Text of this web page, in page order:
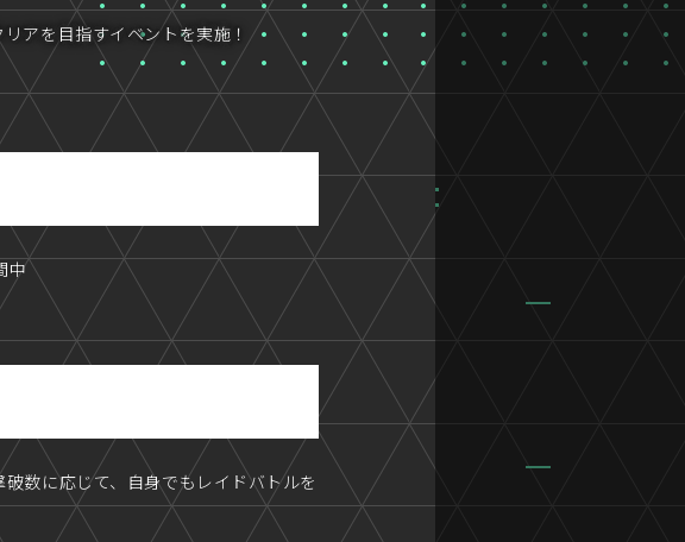
アを目指すイベントを実施！
中
数に応じて、自身でもレイドバトルを